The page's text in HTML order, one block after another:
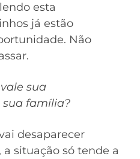
esta
já estão
Não
sua
família?
desaparecer
situação só tende a